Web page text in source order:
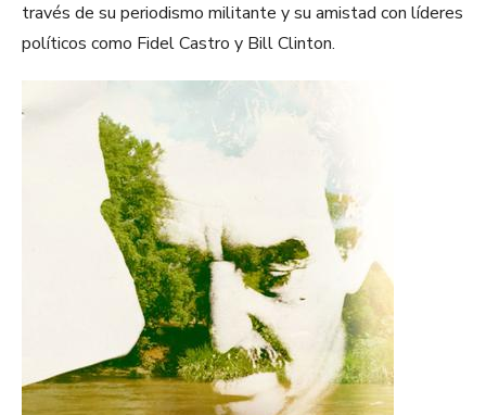
través de su periodismo militante y su amistad con líderes
políticos como Fidel Castro y Bill Clinton.